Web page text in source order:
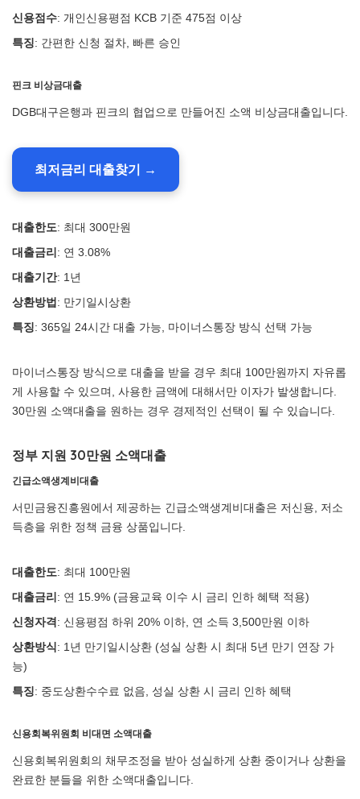
신용점수: 개인신용평점 KCB 기준 475점 이상
특징: 간편한 신청 절차, 빠른 승인
핀크 비상금대출
DGB대구은행과 핀크의 협업으로 만들어진 소액 비상금대출입니다.
최저금리 대출찾기 →
대출한도: 최대 300만원
대출금리 : 연 3.08%
대출기간: 1년
상환방법 : 만기일시상환
특징: 365일 24시간 대출 가능, 마이너스통장 방식 선택 가능
마이너스통장 방식으로 대출을 받을 경우 최대 100만원까지 자유롭
게 사용할 수 있으며, 사용한 금액에 대해서만 이자가 발생합니다.
30만원 소액대출을 원하는 경우 경제적인 선택이 될 수 있습니다.
정부 지원 30만원 소액대출
긴급소액생계비대출
서민금융진흥원에서 제공하는 긴급소액생계비대출은 저신용, 저소
득층을 위한 정책 금융 상품입니다.
대출한도: 최대 100만원
대출금리 : 연 15.9% (금융교육 이수 시 금리 인하 혜택 적용)
신청자격 : 신용평점 하위 20% 이하, 연 소득 3,500만원 이하
상환방식: 1년 만기일시상환 (성실 상환 시 최대 5년 만기 연장 가
능)
특징: 중도상환수수료 없음, 성실 상환 시 금리 인하 혜택
신용회복위원회 비대면 소액대출
신용회복위원회의 채무조정을 받아 성실하게 상환 중이거나 상환을
완료한 분들을 위한 소액대출입니다.